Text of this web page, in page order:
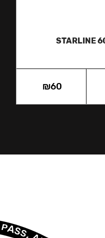
STARLINE
₪60